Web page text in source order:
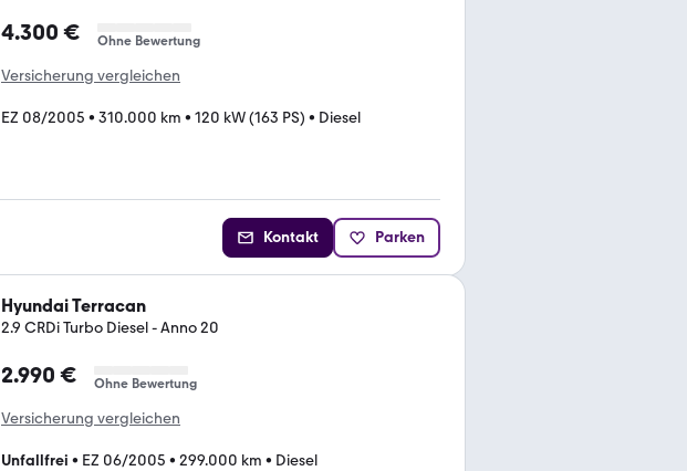
4.300 € Ohne Bewertung
Versicherung vergleichen
EZ 08/2005 • 310.000 km • 120 kW (163 PS) • Diesel
Kontakt Parken
Hyundai Terracan
2.9 CRDi Turbo Diesel - Anno 20
2.990 € Ohne Bewertung
Versicherung vergleichen
Unfallfrei • EZ 06/2005 • 299.000 km • Diesel